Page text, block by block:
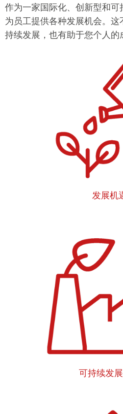
作为一家国际化、创新型和
为员工提供各种发展机会。
持续发展，也有助于您个人的
发展机
可持续发